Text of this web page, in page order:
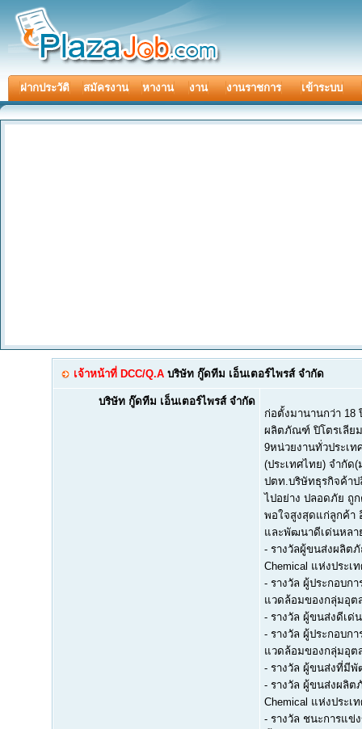
ฝากประวัติ สมัครงาน หางาน งาน งานราชการ เข้าระบบ
เจ้าหน้าที่ DCC/Q.A บริษัท กู๊ดทีม เอ็นเตอร์ไพรส์ จำกัด
บริษัท กู๊ดทีม เอ็นเตอร์ไพรส์ จำกัด
ก่อตั้งมานานกว่า 18
ผลิตภัณฑ์ ปิโตรเลีย
9หน่วยงานทั่วประเท
(ประเทศไทย) จำกัด
ปตท.บริษัทธุรกิจค้าป
ไปอย่าง ปลอดภัย ถู
พอใจสูงสุดแก่ลูกค้า
และพัฒนาดีเด่นหลา
- รางวัลผู้ขนส่งผลิต
Chemical แห่งประเ
- รางวัล ผู้ประกอบก
แวดล้อมของกลุ่มอุต
- รางวัล ผู้ขนส่งดีเด่
- รางวัล ผู้ประกอบก
แวดล้อมของกลุ่มอุต
- รางวัล ผู้ขนส่งที่มีพั
- รางวัล ผู้ขนส่งผลิต
Chemical แห่งประเ
- รางวัล ชนะการแข่